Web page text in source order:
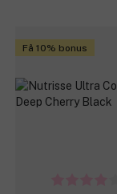
Få 10% bonus